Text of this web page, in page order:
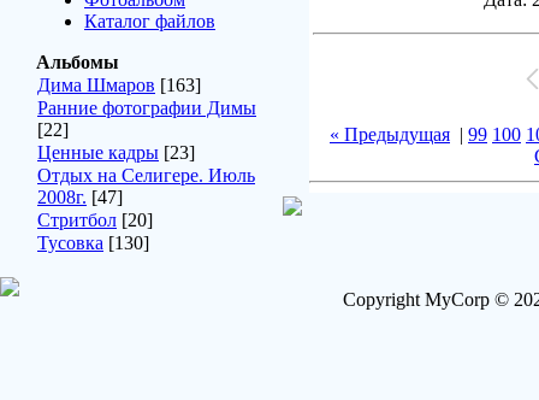
Каталог файлов
Альбомы
Дима Шмаров [163]
Ранние фотографии Димы
[22]
Ценные кадры [23]
Отдых на Селигере. Июль
2008г. [47]
Стритбол [20]
Тусовка [130]
« Предыдущая | 99 100
Copyright MyCorp ©